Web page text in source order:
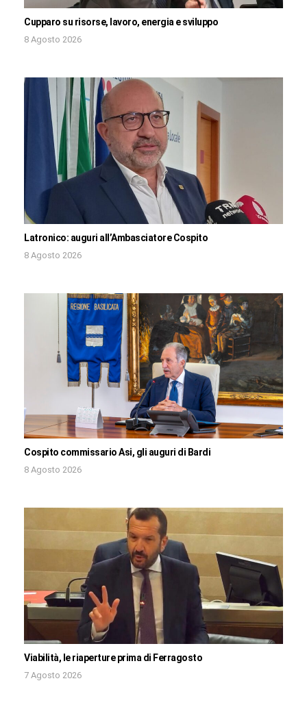
Cupparo su risorse, lavoro, energia e sviluppo
8 Agosto 2026
Latronico: auguri all’Ambasciatore Cospito
8 Agosto 2026
Cospito commissario Asi, gli auguri di Bardi
8 Agosto 2026
Viabilità, le riaperture prima di Ferragosto
7 Agosto 2026